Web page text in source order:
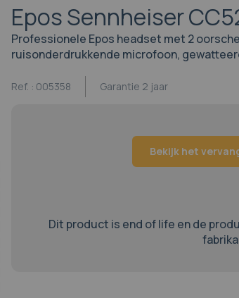
Epos Sennheiser
Professionele Epos headset met 2
ruisonderdrukkende microfoon,
Garantie 2 jaar
Ref. : 005358
Bekijk het
Dit product is end of life en de